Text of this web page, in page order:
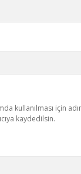
kullanılması için
kaydedilsin.